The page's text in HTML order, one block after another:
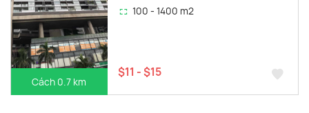
Cách 0.7 km
100 - 1400 m2
$11 - $15